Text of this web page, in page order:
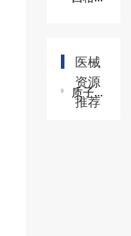
医械
资源
推荐
质子/碳离子治疗系统技术审查指导原则